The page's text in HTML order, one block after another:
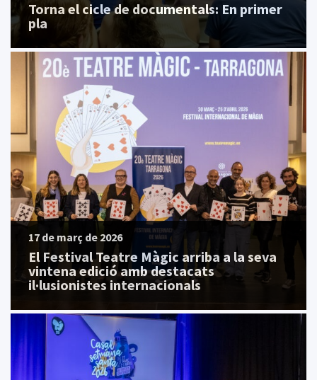
Torna el cicle de documentals: En primer
pla
17 de març de 2026
El Festival Teatre Màgic arriba a la seva
vintena edició amb destacats
il·lusionistes internacionals